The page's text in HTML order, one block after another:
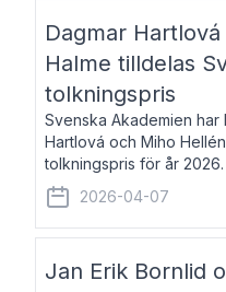
Dagmar
Halme tilldelas
tolkningspris
Svenska Akademien har
Hartlová och Miho
tolkningspris för år
kronor var. Dagmar
huvudsakligen från
2026-04-07
Jan Erik Bornlid